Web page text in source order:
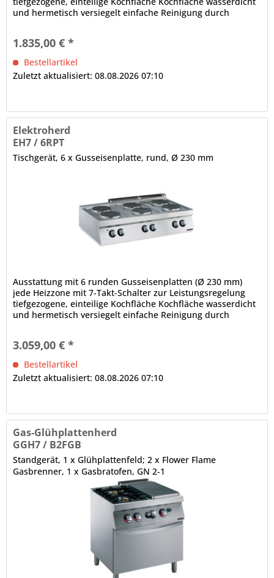
und hermetisch versiegelt einfache Reinigung durch
1.835,00 € *
Bestellartikel
Zuletzt aktualisiert: 08.08.2026 07:10
Elektroherd
EH7 / 6RPT
Tischgerät, 6 x Gusseisenplatte, rund, Ø 230 mm
Ausstattung mit 6 runden Gusseisenplatten (Ø 230 mm)
jede Heizzone mit 7-Takt-Schalter zur Leistungsregelung
tiefgezogene, einteilige Kochfläche Kochfläche wasserdicht
und hermetisch versiegelt einfache Reinigung durch
3.059,00 € *
Bestellartikel
Zuletzt aktualisiert: 08.08.2026 07:10
Gas-Glühplattenherd
GGH7 / B2FGB
Standgerät, 1 x Glühplattenfeld; 2 x Flower Flame
Gasbrenner, 1 x Gasbratofen, GN 2-1